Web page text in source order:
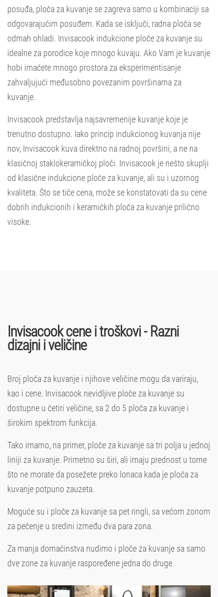
posuđa, ploča za kuvanje se zagreva samo u kombinaciji sa
odgovarajućim posuđem. Kada se isključi, radna ploča se
odmah ohladi. Invisacook indukcione ploče za kuvanje su
idealne za porodice koje mnogo kuvaju. Ako Vam je kuvanje
hobi imaćete mnogo prostora za eksperimentisanje
zahvaljujući međusobno povezanim površinama za
kuvanje.
Invisacook predstavlja najsavremenije kuvanje koje je
trenutno dostupno. Iako princip indukcionog kuvanja nije
nov, Invisacook kuva direktno na radnoj površini, a ne na
klasičnoj staklokeramičkoj ploči. Invisacook je nešto skuplji
od klasične indukcione ploče za kuvanje, ali su i uzornog
kvaliteta. Što se tiče cena, može se konstatovati da su cene
dobrih indukcionih i keramičkih ploča za kuvanje prilično
visoke.
Invisacook cene i troškovi - Razni
dizajni i veličine
Broj ploča za kuvanje i njihove veličine mogu da variraju,
kao i cene. Invisacook nevidljive ploče za kuvanje su
dostupne u četiri veličine, sa 2 do 5 ploča za kuvanje i
širokim spektrom funkcija.
Tako imamo, na primer, ploče za kuvanje sa tri polja u jednoj
liniji za kuvanje. Primetno su širi, ali imaju prednost u tome
što ne morate da posežete preko lonaca kada je ploča za
kuvanje potpuno zauzeta.
Moguće su i ploče za kuvanje sa pet ringli, sa većom zonom
za pečenje u sredini između dva para zona.
Za manja domaćinstva nudimo i ploče za kuvanje sa samo
dve zone za kuvanje raspoređene jedna do druge.